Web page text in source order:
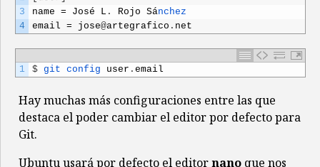
3
4
name = José L . Rojo Sánchez
email = jose@artegrafico . net
1 $ git config user . email
Hay muchas más configuraciones entre las que
destaca el poder cambiar el editor por defecto para
Git.
Ubuntu usará por defecto el editornano que nos